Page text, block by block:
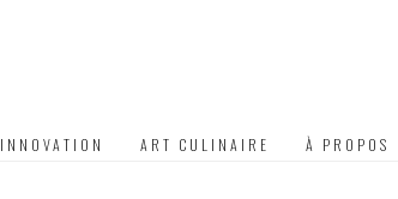
INNOVATION ART CULINAIRE À PROPOS